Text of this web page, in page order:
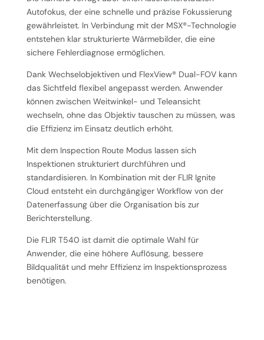
Autofokus, der eine schnelle und präzise Fokussierung
gewährleistet. In Verbindung mit der MSX®-Technologie
entstehen klar strukturierte Wärmebilder, die eine
sichere Fehlerdiagnose ermöglichen.
Dank Wechselobjektiven und FlexView® Dual-FOV kann
das Sichtfeld flexibel angepasst werden. Anwender
können zwischen Weitwinkel- und Teleansicht
wechseln, ohne das Objektiv tauschen zu müssen, was
die Effizienz im Einsatz deutlich erhöht.
Mit dem Inspection Route Modus lassen sich
Inspektionen strukturiert durchführen und
standardisieren. In Kombination mit der FLIR Ignite
Cloud entsteht ein durchgängiger Workflow von der
Datenerfassung über die Organisation bis zur
Berichterstellung.
Die FLIR T540 ist damit die optimale Wahl für
Anwender, die eine höhere Auflösung, bessere
Bildqualität und mehr Effizienz im Inspektionsprozess
benötigen.